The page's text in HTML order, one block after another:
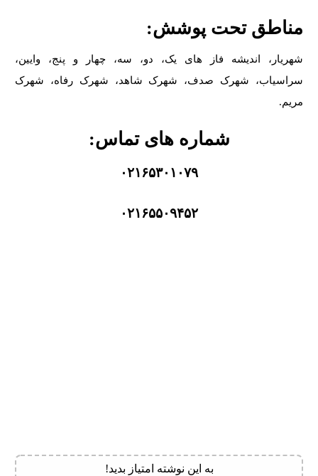
مناطق تحت پوشش:
شهریار، اندیشه فاز های یک، دو، سه، چهار و پنج، وایین،
سراسیاب، شهرک صدف، شهرک شاهد، شهرک رفاه، شهرک
مریم.
شماره های تماس:
۰۲۱۶۵۳۰۱۰۷۹
۰۲۱۶۵۵۰۹۴۵۲
به این نوشته امتیاز بدید!